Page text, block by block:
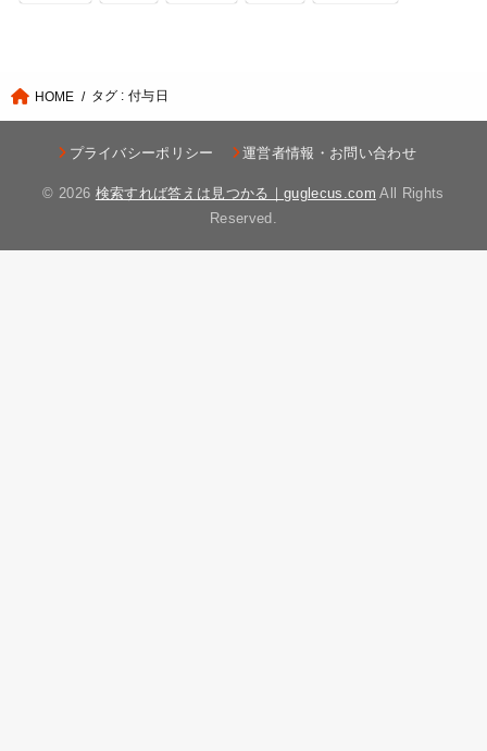
HOME タグ : 付与日
プライバシーポリシー 運営者情報・お問い合わせ
© 2026 検索すれば答えは見つかる｜guglecus.com All Rights
Reserved.